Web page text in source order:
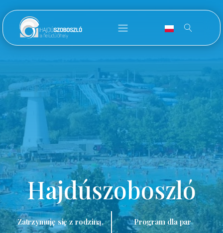
Hajdúszoboszló
Zatrzymuję się z rodziną. Program dla par